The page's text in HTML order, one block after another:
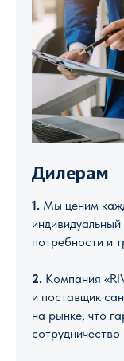
Дилерам
1. Мы ценим
потребности и
2. Компания
и поставщик
на рынке, что
сотрудничество